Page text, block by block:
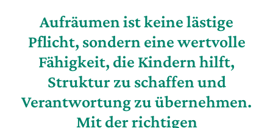
Aufräumen ist keine lästige
Pflicht, sondern eine wertvolle
Fähigkeit, die Kindern hilft,
Struktur zu schaffen und
Verantwortung zu übernehmen.
Mit der richtigen